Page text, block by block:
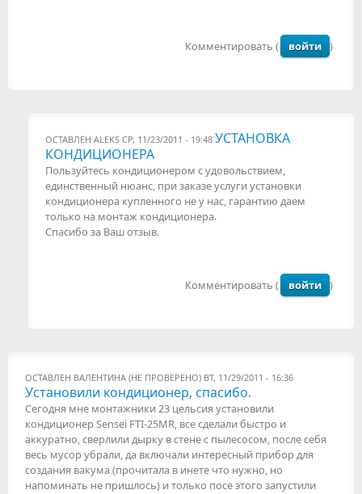
Комментировать ( войти )
ОСТАВЛЕН ALEKS СР, 11/23/2011 - 19:48 УСТАНОВКА
КОНДИЦИОНЕРА
Пользуйтесь кондиционером с удовольствием,
единственный нюанс, при заказе услуги установки
кондиционера купленного не у нас, гарантию даем
только на монтаж кондиционера.
Спасибо за Ваш отзыв.
Комментировать ( войти )
ОСТАВЛЕН ВАЛЕНТИНА (НЕ ПРОВЕРЕНО) ВТ, 11/29/2011 - 16:36
Установили кондиционер, спасибо.
Сегодня мне монтажники 23 цельсия установили
кондиционер Sensei FTI-25MR, все сделали быстро и
аккуратно, сверлили дырку в стене с пылесосом, после себя
весь мусор убрали, да включали интересный прибор для
создания вакума (прочитала в инете что нужно, но
напоминать не пришлось) и только посе этого запустили